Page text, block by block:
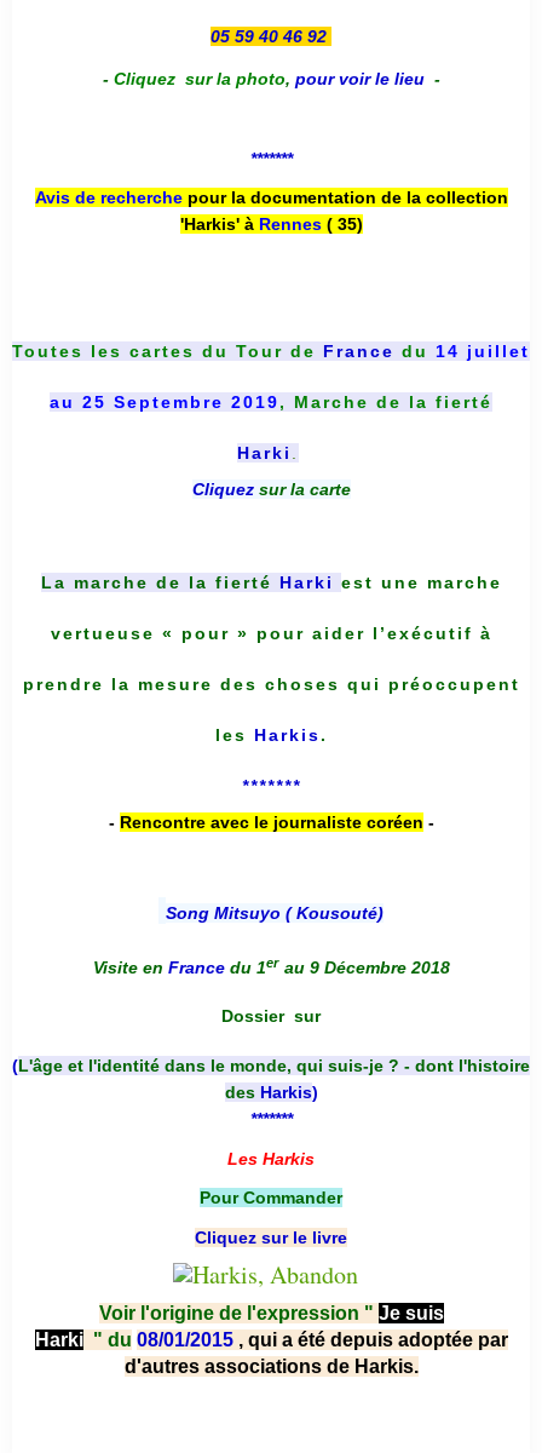
05 59 40 46 92
- Cliquez sur la photo, pour voir le lieu -
*******
Avis de recherche pour la documentation de la collection
'Harkis' à Rennes( 35)
Toutes les cartes du Tour de France du 14 juillet
au 25 Septembre 2019, Marche de la fierté
Harki
Cliquez sur la carte
La marche de la fierté Harki est une marche
vertueuse « pour » pour aider l’exécutif à
prendre la mesure des choses qui préoccupent
les Harkis.
*******
- Rencontre avec le journaliste coréen -
Song Mitsuyo ( Kousouté)
Visite en France du 1er au 9 Décembre 2018
Dossier sur
(L'âge et l'identité dans le monde, qui suis-je ? - dont l'histoire
des Harkis)
*******
Les Harkis
Pour Commander
Cliquez sur le livre
Voir l'origine de l'expression " Je suis
Harki " du 08/01/2015 , qui a été depuis adoptée par
d'autres associations de Harkis.